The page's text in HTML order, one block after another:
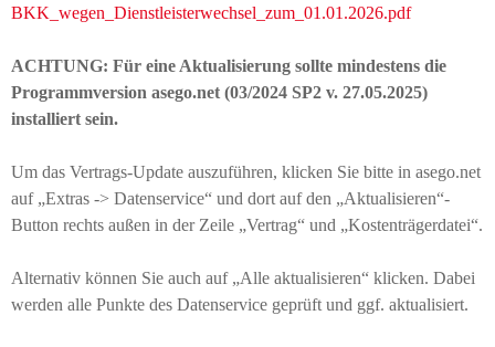
BKK_wegen_Dienstleisterwechsel_zum_01.01.2026.pdf
ACHTUNG: Für eine Aktualisierung sollte mindestens die
Programmversion asego.net (03/2024 SP2 v. 27.05.2025)
installiert sein.
Um das Vertrags-Update auszuführen, klicken Sie bitte in asego.net
auf „Extras -> Datenservice“ und dort auf den „Aktualisieren“-
Button rechts außen in der Zeile „Vertrag“ und „Kostenträgerdatei“.
Alternativ können Sie auch auf „Alle aktualisieren“ klicken. Dabei
werden alle Punkte des Datenservice geprüft und ggf. aktualisiert.